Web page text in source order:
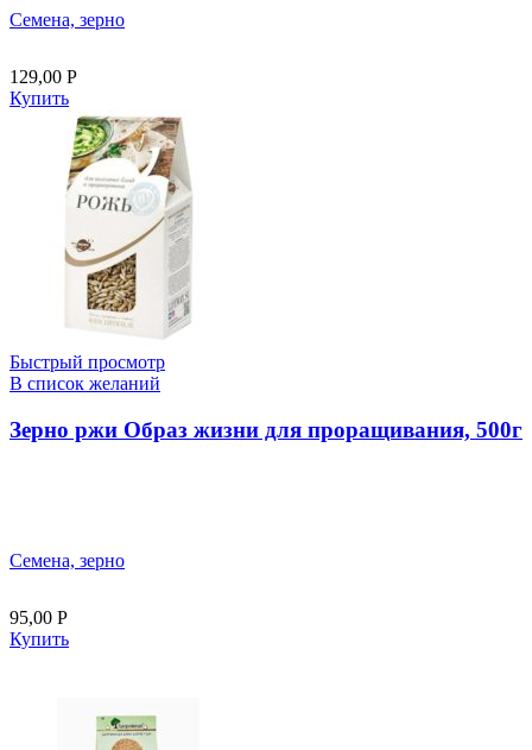
Семена, зерно
129,00 Р
Купить
Быстрый просмотр
В список желаний
Зерно ржи Образ жизни для проращивания, 500г
Семена, зерно
95,00 Р
Купить